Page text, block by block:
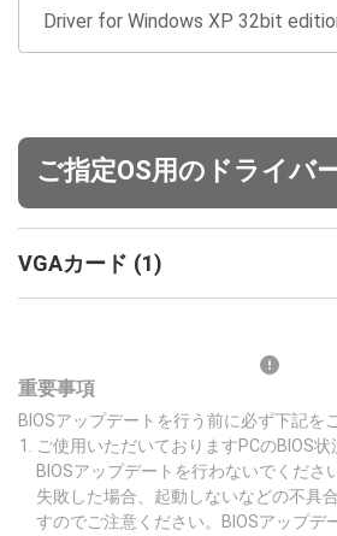
ご指定OS用のドライバ
VGAカード (1)
重要事項
BIOSアップデートを行う前に必ず下記を
ご使用いただいておりますPCのBIOS
BIOSアップデートを行わないでくださ
失敗した場合、起動しないなどの不具
すのでご注意ください。BIOSアップデ